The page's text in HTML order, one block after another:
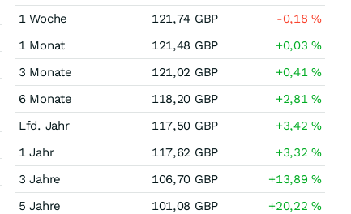
1 Woche
121,74 GBP -0,18%
1 Monat
121,48 GBP +0,03%
3 Monate
121,02 GBP +0,41%
6 Monate
118,20 GBP +2,81%
Lfd. Jahr
117,50 GBP +3,42%
1 Jahr
117,62 GBP +3,32%
3 Jahre
106,70 GBP +13,89%
5 Jahre
101,08 GBP +20,22%